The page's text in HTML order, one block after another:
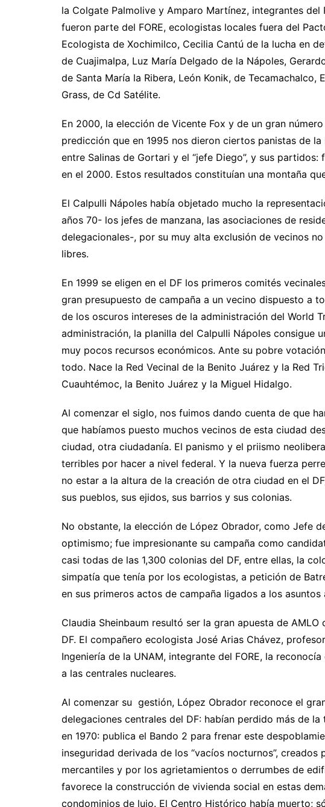
la Colgate Palmolive y Amparo Martínez, integrantes
fueron parte del FORE, ecologistas locales fuera del
Ecologista de Xochimilco, Cecilia Cantú de la lucha en
de Cuajimalpa, Luz María Delgado de la Nápoles,
de Santa María la Ribera, León Konik, de Tecamachalco,
Grass, de Cd Satélite.
En 2000, la elección de Vicente Fox y de un gran
predicción que en 1995 nos dieron ciertos panistas de
entre Salinas de Gortari y el “jefe Diego”, y sus
en el 2000. Estos resultados constituían una montaña
El Calpulli Nápoles había objetado mucho la
años 70- los jefes de manzana, las asociaciones de
delegacionales-, por su muy alta exclusión de vecinos
libres.
En 1999 se eligen en el DF los primeros comités
gran presupuesto de campaña a un vecino dispuesto a
de los oscuros intereses de la administración del World
administración, la planilla del Calpulli Nápoles consigue
muy pocos recursos económicos. Ante su pobre
todo. Nace la Red Vecinal de la Benito Juárez y la Red
Cuauhtémoc, la Benito Juárez y la Miguel Hidalgo.
Al comenzar el siglo, nos fuimos dando cuenta de que
que habíamos puesto muchos vecinos de esta ciudad
ciudad, otra ciudadanía. El panismo y el priismo
terribles por hacer a nivel federal. Y la nueva fuerza
no estar a la altura de la creación de otra ciudad en el
sus pueblos, sus ejidos, sus barrios y sus colonias.
No obstante, la elección de López Obrador, como Jefe
optimismo; fue impresionante su campaña como
casi todas de las 1,300 colonias del DF, entre ellas, la
simpatía que tenía por los ecologistas, a petición de
en sus primeros actos de campaña ligados a los
Claudia Sheinbaum resultó ser la gran apuesta de
DF. El compañero ecologista José Arias Chávez,
Ingeniería de la UNAM, integrante del FORE, la
a las centrales nucleares.
Al comenzar su gestión, López Obrador reconoce el
delegaciones centrales del DF: habían perdido más de
en 1970: publica el Bando 2 para frenar este
inseguridad derivada de los “vacíos nocturnos”,
mercantiles y por los agrietamientos o derrumbes de
favorece la construcción de vivienda social en estas
condominios de lujo. El Centro Histórico había muerto;